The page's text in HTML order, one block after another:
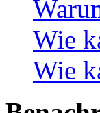
Wie
Wie